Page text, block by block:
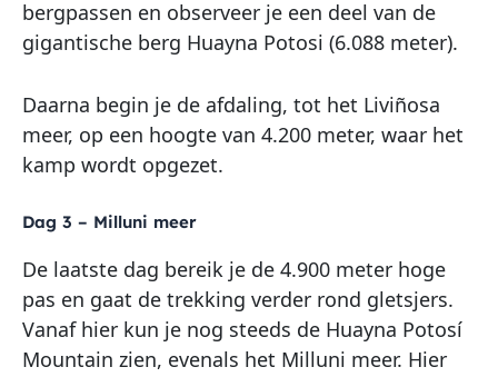
bergpassen en observeer je een deel van de
gigantische berg Huayna Potosi (6.088 meter).
Daarna begin je de afdaling, tot het Liviñosa
meer, op een hoogte van 4.200 meter, waar het
kamp wordt opgezet.
Dag 3 – Milluni meer
De laatste dag bereik je de 4.900 meter hoge
pas en gaat de trekking verder rond gletsjers.
Vanaf hier kun je nog steeds de Huayna Potosí
Mountain zien, evenals het Milluni meer. Hier